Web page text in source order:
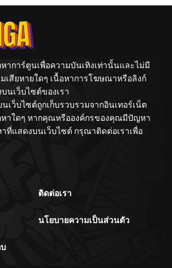
าการ์ตูนเพื่อความบันเทิงเท่านั้นและไม่มี
เสียหายใดๆ เนื้อหาการโฆษณาหรือลิงก์
นเว็บไซต์ของเรา
ว็บไซต์ถูกเก็บรวบรวมจากอินเทอร์เน็ต
หาใดๆ หากคุณหรือองค์กรของคุณมีปัญหา
าที่แสดงบนเว็บไซต์ กรุณาติดต่อเราเพื่อ
ติดต่อเรา
นโยบายความเป็นส่วนตัว